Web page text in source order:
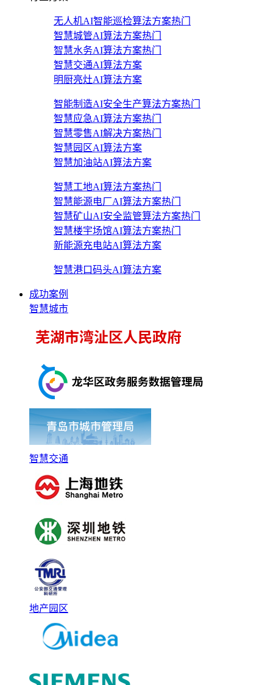
无人机AI智能巡检算法方案热门
智慧城管AI算法方案热门
智慧水务AI算法方案热门
智慧交通AI算法方案
明厨亮灶AI算法方案
智能制造AI安全生产算法方案热门
智慧应急AI算法方案热门
智慧零售AI解决方案热门
智慧园区AI算法方案
智慧加油站AI算法方案
智慧工地AI算法方案热门
智慧能源电厂AI算法方案热门
智慧矿山AI安全监管算法方案热门
智慧楼宇场馆AI算法方案热门
新能源充电站AI算法方案
智慧港口码头AI算法方案
成功案例
智慧城市
智慧交通
地产园区